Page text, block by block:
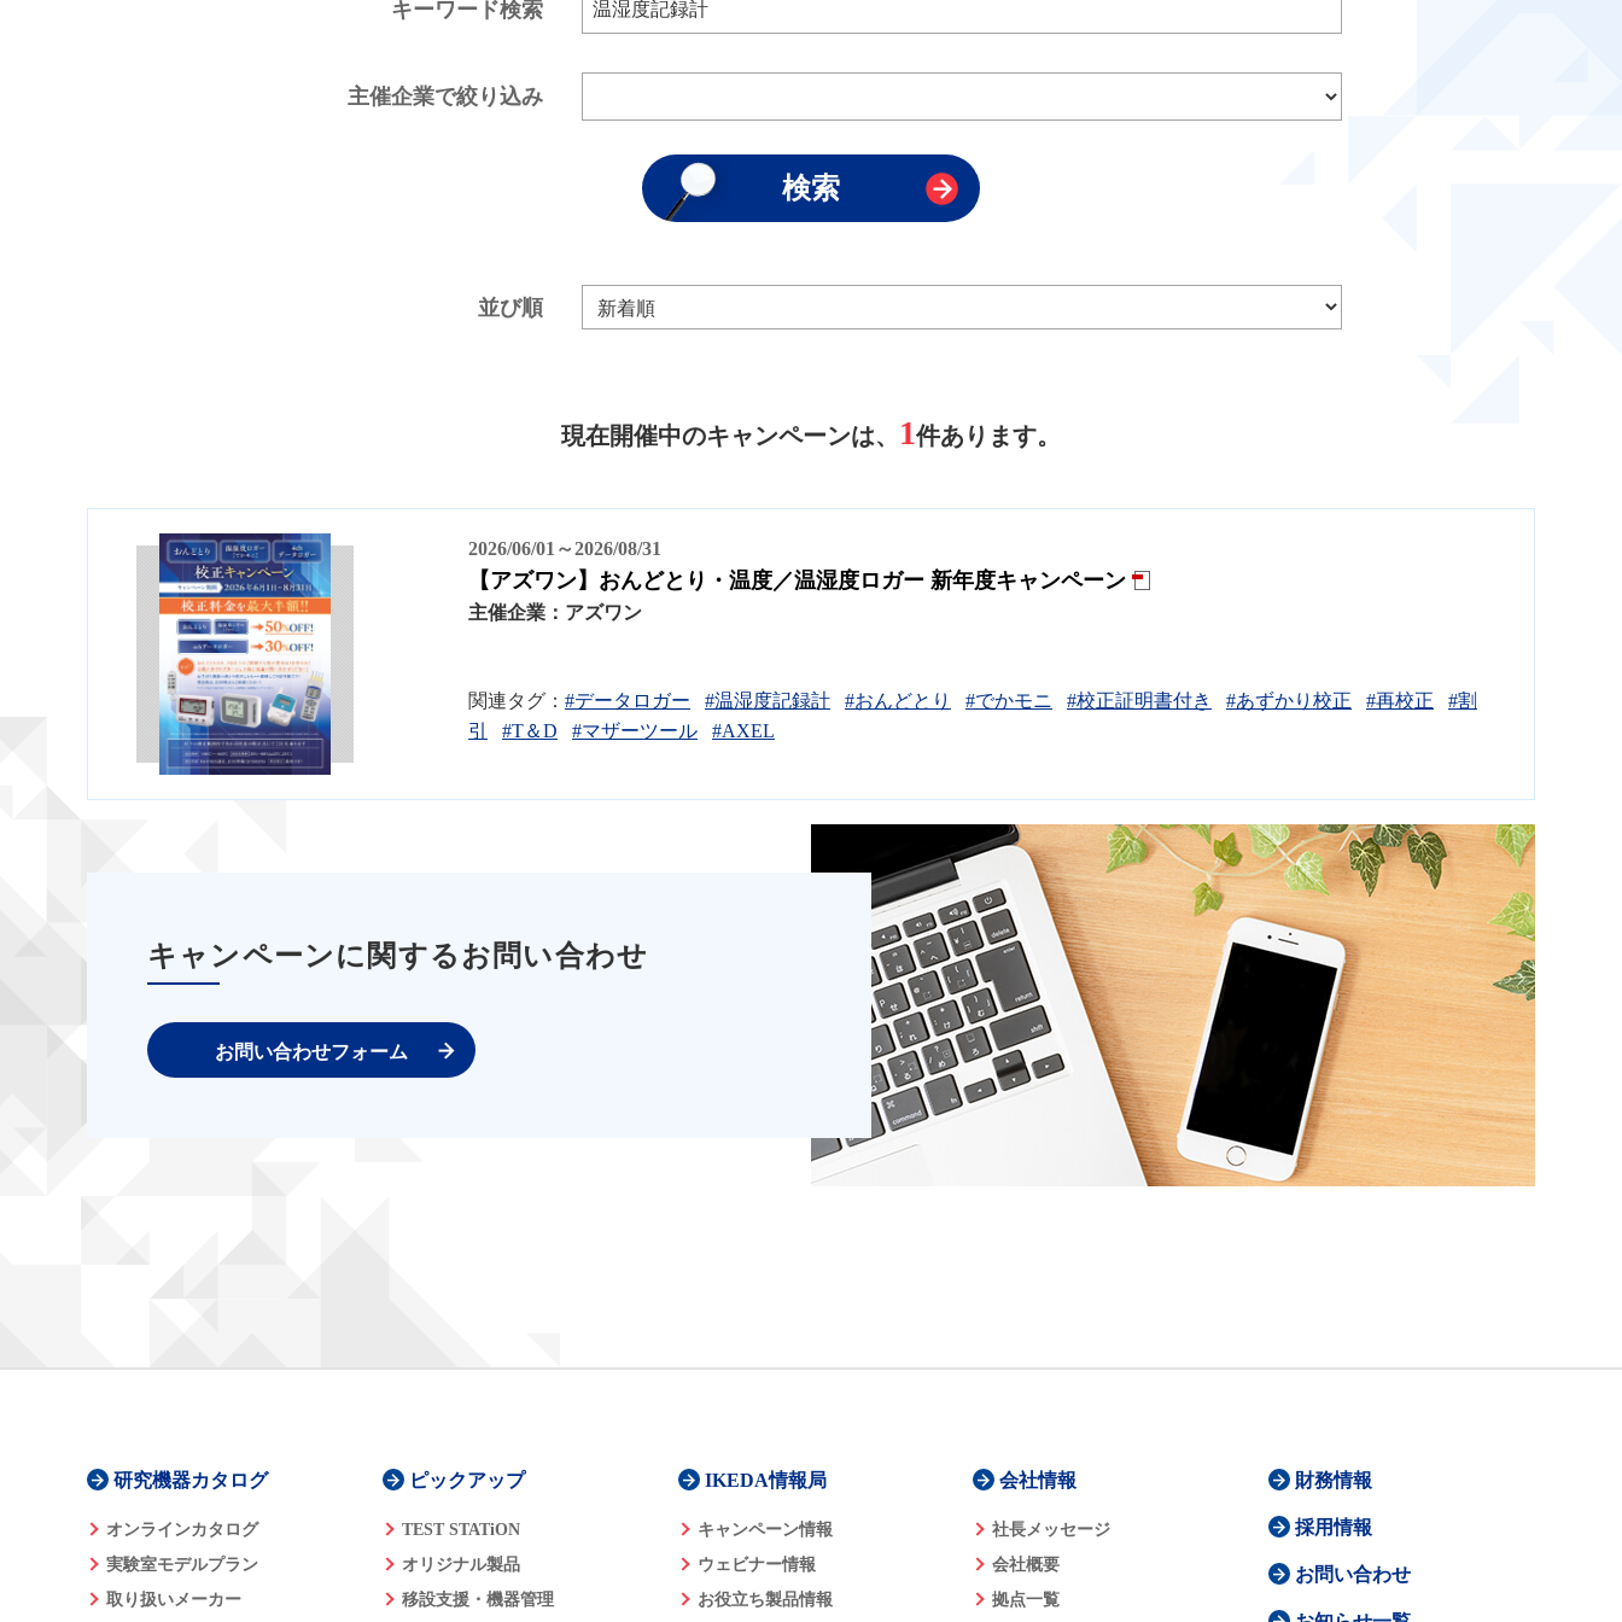
キーワード検索
主催企業で絞り込み
並び順
現在開催中のキャンペーンは、 1件あります。
2026/06/01～2026/08/31
【アズワン】おんどとり・温度／温湿度ロガー 新年度キャンペーン
主催企業： アズワン
関連タグ： #データロガー #温湿度記録計 #おんどとり #でかモニ #校正証明書付き #あずかり校正 #再校正
#割
引
#T＆D #マザーツール #AXEL
キャンペーンに関するお問い合わせ
お問い合わせフォーム
研究機器カタログ
オンラインカタログ
実験室モデルプラン
取り扱いメーカー
ピックアップ
TEST STATiON
オリジナル製品
移設支援・機器管理
IKEDA情報局
キャンペーン情報
ウェビナー情報
お役立ち製品情報
会社情報
社長メッセージ
会社概要
拠点一覧
財務情報
採用情報
お問い合わせ